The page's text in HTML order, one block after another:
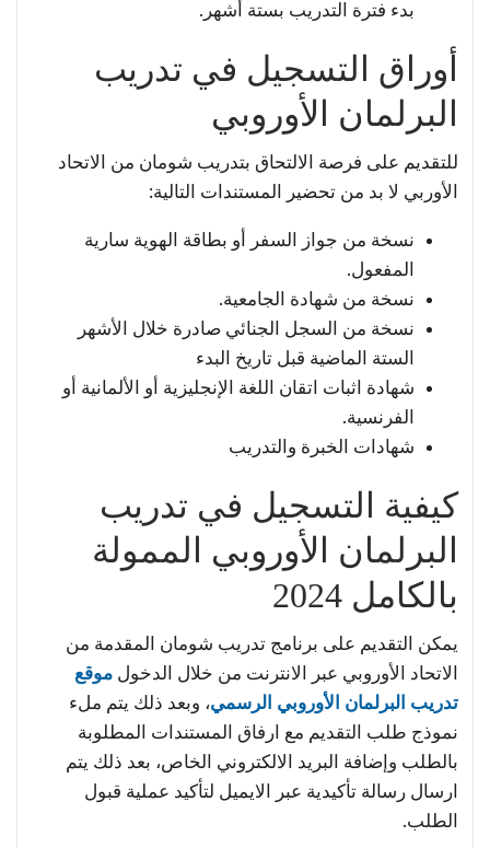
بدء فترة التدريب بستة أشهر.
أوراق التسجيل في تدريب
البرلمان الأوروبي
للتقديم على فرصة الالتحاق بتدريب شومان من الاتحاد
الأوربي لا بد من تحضير المستندات التالية:
نسخة من جواز السفر أو بطاقة الهوية سارية
المفعول.
نسخة من شهادة الجامعية.
نسخة من السجل الجنائي صادرة خلال الأشهر
الستة الماضية قبل تاريخ البدء
شهادة اثبات اتقان اللغة الإنجليزية أو الألمانية أو
الفرنسية.
شهادات الخبرة والتدريب
كيفية التسجيل في تدريب
البرلمان الأوروبي الممولة
بالكامل 2024
يمكن التقديم على برنامج تدريب شومان المقدمة من
الاتحاد الأوروبي عبر الانترنت من خلال الدخول موقع
تدريب البرلمان الأوروبي الرسمي، وبعد ذلك يتم ملء
نموذج طلب التقديم مع ارفاق المستندات المطلوبة
بالطلب وإضافة البريد الالكتروني الخاص، بعد ذلك يتم
ارسال رسالة تأكيدية عبر الايميل لتأكيد عملية قبول
الطلب.